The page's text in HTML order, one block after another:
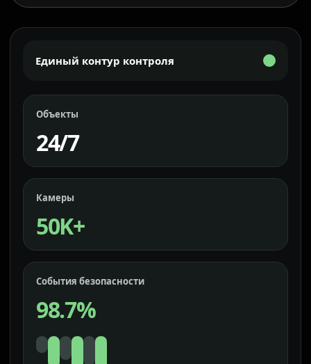
Единый контур контроля
Объекты
24/7
Камеры
50K+
События безопасности
98.7%